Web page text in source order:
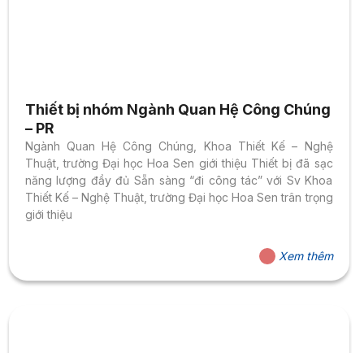
Thiết bị nhóm Ngành Quan Hệ Công Chúng
– PR
Ngành Quan Hệ Công Chúng, Khoa Thiết Kế – Nghệ
Thuật, trường Đại học Hoa Sen giới thiệu Thiết bị đã sạc
năng lượng đầy đủ Sẵn sàng “đi công tác” với Sv Khoa
Thiết Kế – Nghệ Thuật, trường Đại học Hoa Sen trân trọng
giới thiệu
Xem thêm